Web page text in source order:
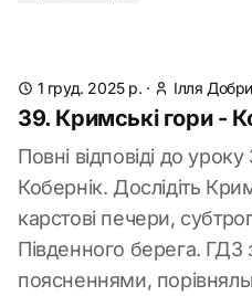
1 груд. 2025 р. · Ілля
39. Кримські гори -
Повні відповіді до
Кобернік. Дослідіть
карстові печери,
Південного берега. ГДЗ
поясненнями,